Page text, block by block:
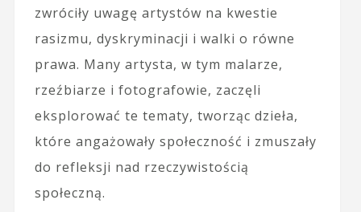
zwróciły uwagę artystów na kwestie
rasizmu, dyskryminacji i walki o równe
prawa. Many artysta, w tym malarze,
rzeźbiarze i fotografowie, zaczęli
eksplorować te tematy, tworząc dzieła,
które angażowały społeczność i zmuszały
do refleksji nad rzeczywistością
społeczną.